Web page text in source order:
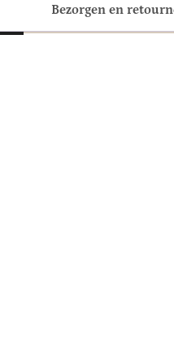
Bezorgen en